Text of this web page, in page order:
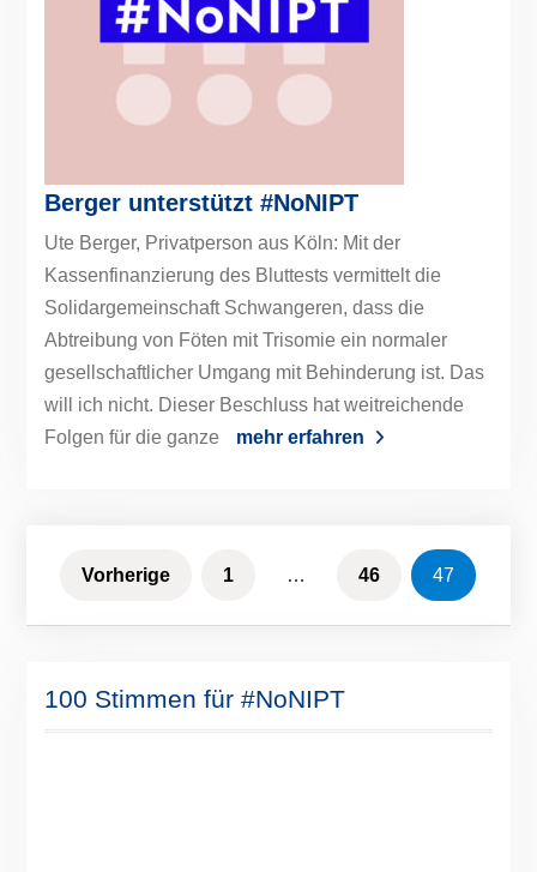
Berger unterstützt #NoNIPT
Ute Berger, Privatperson aus Köln: Mit der
Kassenfinanzierung des Bluttests vermittelt die
Solidargemeinschaft Schwangeren, dass die
Abtreibung von Föten mit Trisomie ein normaler
gesellschaftlicher Umgang mit Behinderung ist. Das
will ich nicht. Dieser Beschluss hat weitreichende
Folgen für die ganze
mehr erfahren
Seitennummerierung
Vorherige 1 … 46 47
100 Stimmen für #NoNIPT